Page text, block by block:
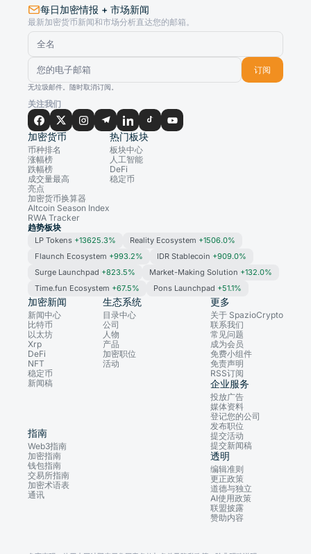
每日加密情报 + 市场新闻
最新加密货币新闻和市场分析直达您的邮箱。
订阅
无垃圾邮件。随时取消订阅。
关注我们
加密货币
币种排名
涨幅榜
跌幅榜
成交量最高
亮点
加密货币换算器
Altcoin Season Index
RWA Tracker
热门板块
板块中心
人工智能
DeFi
稳定币
趋势板块
LP Tokens +13625.3% Reality Ecosystem +1506.0%
Flaunch Ecosystem +993.2% IDR Stablecoin +909.0%
Surge Launchpad +823.5% Market-Making Solution +132.0%
Time.fun Ecosystem +67.5% Pons Launchpad +51.1%
加密新闻
新闻中心
比特币
以太坊
Xrp
DeFi
NFT
稳定币
新闻稿
生态系统
目录中心
公司
人物
产品
加密职位
活动
指南
Web3指南
加密指南
钱包指南
交易所指南
加密术语表
通讯
更多
关于 SpazioCrypto
联系我们
常见问题
成为会员
免费小组件
免责声明
RSS订阅
企业服务
投放广告
媒体资料
登记您的公司
发布职位
提交活动
提交新闻稿
透明
编辑准则
更正政策
道德与独立
AI使用政策
联盟披露
赞助内容